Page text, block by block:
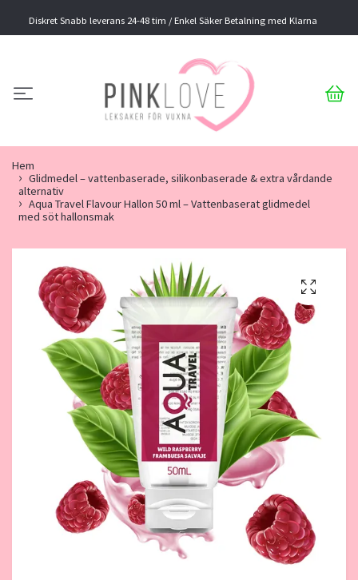
Diskret Snabb leverans 24-48 tim / Enkel Säker Betalning med Klarna
Hem
Glidmedel – vattenbaserade, silikonbaserade & extra vårdande
alternativ
Aqua Travel Flavour Hallon 50 ml – Vattenbaserat glidmedel
med söt hallonsmak